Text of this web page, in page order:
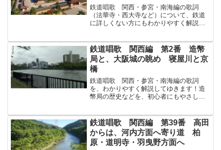
鉄道唱歌 関西・参宮・南海編の歌詞
（法華寺・西大寺など）について、鉄道
に詳しくない方にもわかりやすく解説し
夢はやぶれたる旅のまくらに秋篠あきし
のの里の砧きぬたもひゞく...
鉄道唱歌 関西編 第2番 造幣
局と、大阪城の眺め 寝屋川と京
橋
鉄道唱歌 関西・参宮・南海編の歌詞
を、わかりやすく解説してゆきます！造
幣局の歴史などを、初心者にもやさしく
くらの宮みやの夕すゞずみなごりを跡あ
とに見かへれば 城の天守...
鉄道唱歌 関西編 第39番 高田
からは、河内方面へ寄り道 柏
原・道明寺・羽曳野方面へ